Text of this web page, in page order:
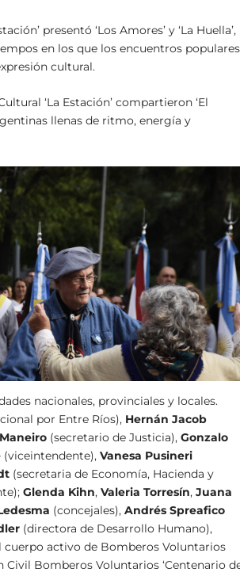
presentó ‘Los Amores’ y ‘La Huella’,
en los que los encuentros populares
cultural.
‘La Estación’ compartieron ‘El
llenas de ritmo, energía y
nacionales, provinciales y locales.
por Entre Ríos), Hernán Jacob
(secretario de Justicia),Gonzalo
(viceintendente),Vanesa Pusineri
(secretaria de Economía, Hacienda y
Glenda Kihn,Valeria Torresín,Juana
(concejales),Andrés Spreafico
(directora de Desarrollo Humano),
cuerpo activo de Bomberos Voluntarios
Civil Bomberos Voluntarios ‘Centenario